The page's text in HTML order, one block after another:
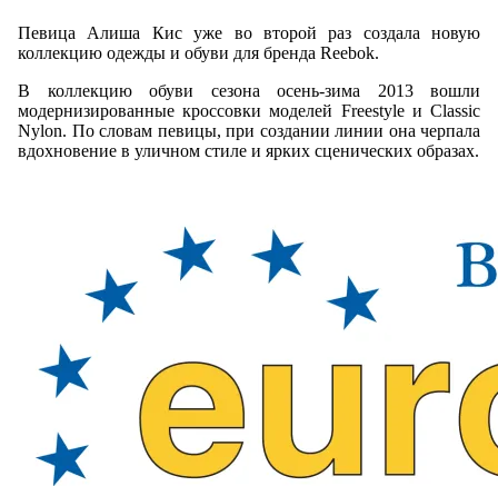
Певица Алиша Кис уже во второй раз создала новую
коллекцию одежды и обуви для бренда Reebok.
В коллекцию обуви сезона осень-зима 2013 вошли
модернизированные кроссовки моделей Freestyle и Classic
Nylon. По словам певицы, при создании линии она черпала
вдохновение в уличном стиле и ярких сценических образах.